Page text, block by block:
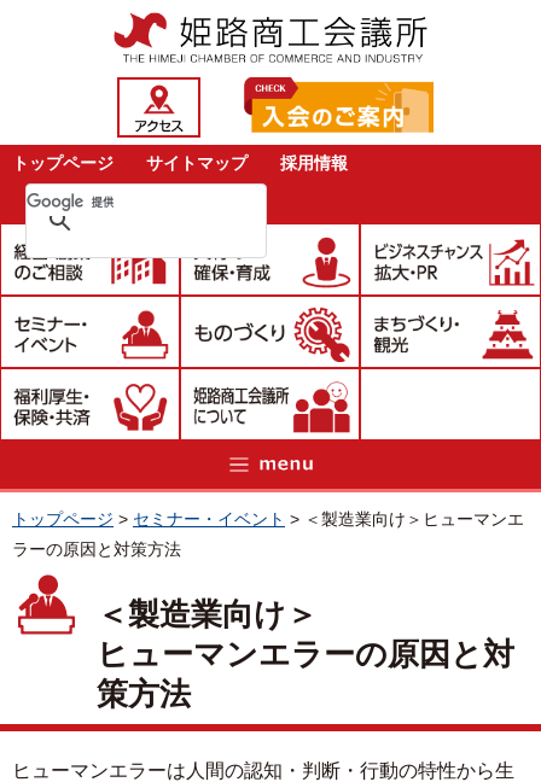
トップページ サイトマップ 採用情報
トップページ > セミナー・イベント > ＜製造業向け＞ヒューマンエ
ラーの原因と対策方法
＜製造業向け＞
ヒューマンエラーの原因と対
策方法
ヒューマンエラーは人間の認知・判断・行動の特性から生